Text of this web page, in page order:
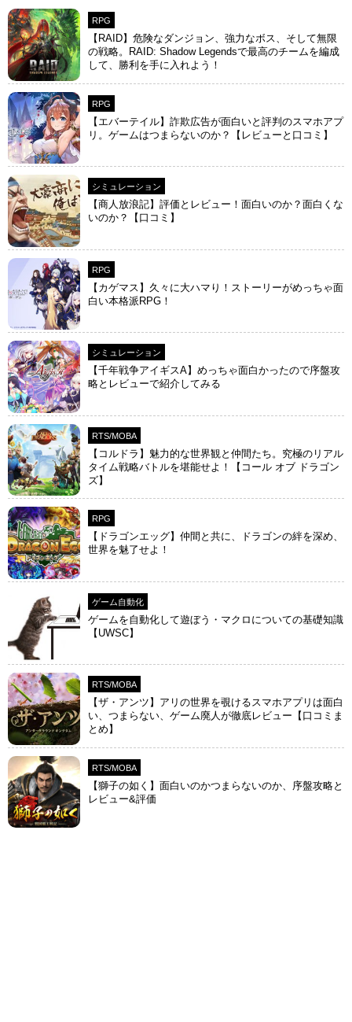
RPG
【RAID】危険なダンジョン、強力なボス、そして無限
の戦略。RAID: Shadow Legendsで最高のチームを編成
して、勝利を手に入れよう！
RPG
【エバーテイル】詐欺広告が面白いと評判のスマホアプ
リ。ゲームはつまらないのか？【レビューと口コミ】
シミュレーション
【商人放浪‪記】評価とレビュー！面白いのか？面白くな
いのか？【口コミ】
RPG
【カゲマス】久々に大ハマり！ストーリーがめっちゃ面
白い本格派RPG！
シミュレーション
【千年戦争アイギスA】めっちゃ面白かったので序盤攻
略とレビューで紹介してみる
RTS/MOBA
【コルドラ】魅力的な世界観と仲間たち。究極のリアル
タイム戦略バトルを堪能せよ！【コール オブ ドラゴン
ズ】
RPG
【ドラゴンエッグ】仲間と共に、ドラゴンの絆を深め、
世界を魅了せよ！
ゲーム自動化
ゲームを自動化して遊ぼう・マクロについての基礎知識
【UWSC】
RTS/MOBA
【ザ・アンツ】アリの世界を覗けるスマホアプリは面白
い、つまらない、ゲーム廃人が徹底レビュー【口コミま
とめ】
RTS/MOBA
【獅子の如く】面白いのかつまらないのか、序盤攻略と
レビュー&評価